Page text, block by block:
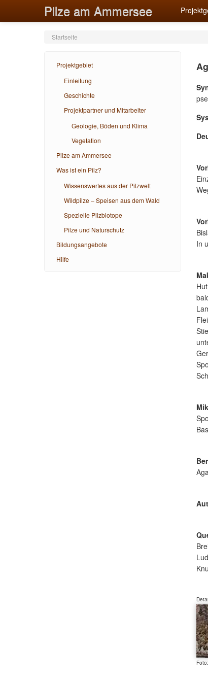
Pilze am Ammersee
Startseite
Projektgebiet
Einleitung
Geschichte
Projektpartner und Mitarbeiter
Geologie, Böden und Klima
Vegetation
Pilze am Ammersee
Was ist ein Pilz?
Wissenswertes aus der Pilzwelt
Wildpilze – Speisen aus dem Wald
Spezielle Pilzbiotope
Pilze und Naturschutz
Bildungsangebote
Hilfe
In